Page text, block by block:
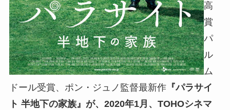
高
賞
パ
ル
ム
ドール受賞、ポン・ジュノ監督最新作『パラサイ
ト 半地下の家族』が、2020年1月、TOHOシネマ